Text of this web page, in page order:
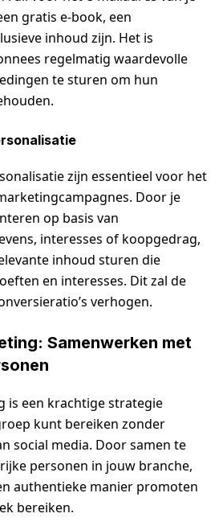
gratis e-book, een
inhoud zijn. Het is
regelmatig waardevolle
te sturen om hun
zijn essentieel voor het
Door je
op basis van
interesses of koopgedrag,
inhoud sturen die
en interesses. Dit zal de
verhogen.
Samenwerken met
is een krachtige strategie
kunt bereiken zonder
social media. Door samen te
personen in jouw branche,
authentieke manier promoten
bereiken.